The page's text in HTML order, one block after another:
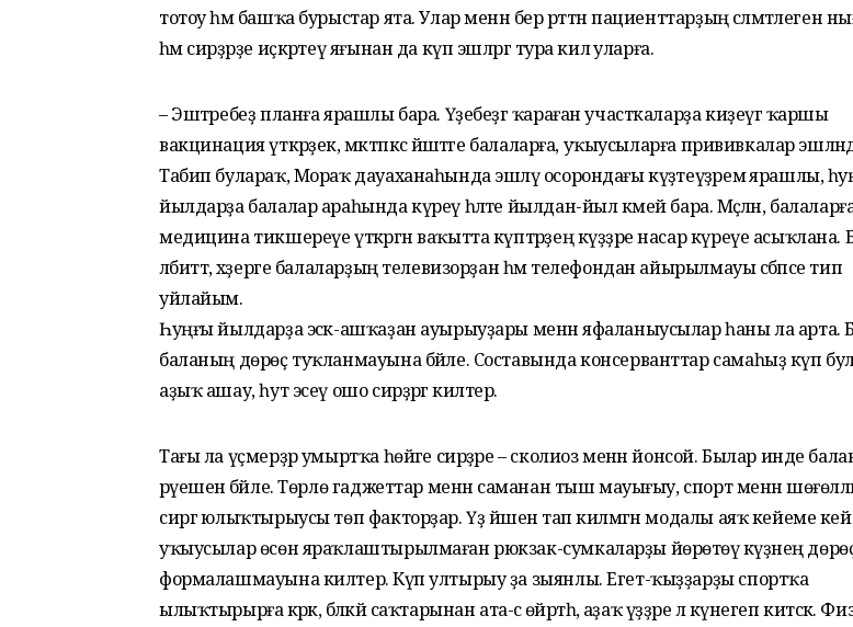
тотоу һәм башҡа бурыстар ята. Улар менән бер рәттән пациенттарҙың сәләмәтлеген
һәм сирҙәрҙе иҫкәртеү яғынан да күп эшләргә тура килә уларға.
– Эштәребеҙ планға ярашлы бара. Үҙебеҙгә ҡараған участкаларҙа киҙеүгә ҡаршы
вакцинация үткәрҙек, мәктәпкәсә йәштәге балаларға, уҡыусыларға прививкалар
Табип булараҡ, Мораҡ дауаханаһында эшләү осорондағы күҙәтеүҙәремә ярашлы,
йылдарҙа балалар араһында күреү һәләте йылдан-йыл кәмей бара. Мәҫәлән,
медицина тикшереүе үткәргән ваҡытта күптәрҙең күҙҙәре насар күреүе асыҡлана.
әлбиттә, хәҙерге балаларҙың телевизорҙан һәм телефондан айырылмауы сәбәпсе тип
уйлайым.
Һуңғы йылдарҙа эсәк-ашҡаҙан ауырыуҙары менән яфаланыусылар һаны ла арта.
баланың дөрөҫ туҡланмауына бәйле. Составында консерванттар самаһыҙ күп
аҙыҡ ашау, һут эсеү ошо сирҙәргә килтерә.
Тағы ла үҫмерҙәр умыртҡа һөйәге сирҙәре – сколиоз менән йонсой. Былар инде
рәүешенә бәйле. Төрлө гаджеттар менән саманан тыш мауығыу, спорт менән
сиргә юлыҡтырыусы төп факторҙар. Үҙ йәшенә тап килмәгән модалы аяҡ кейеме
уҡыусылар өсөн яраҡлаштырылмаған рюкзак-сумкаларҙы йөрөтөү кәүҙәнең
формалашмауына килтерә. Күп ултырыу ҙа зыянлы. Егет-ҡыҙҙарҙы спортҡа
ылыҡтырырға кәрәк, бәләкәй саҡтарынан ата-әсә өйрәтһә, аҙаҡ үҙҙәре лә күнегеп китәсәк.